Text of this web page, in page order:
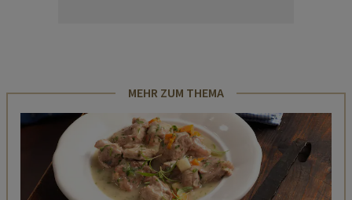
MEHR ZUM THEMA